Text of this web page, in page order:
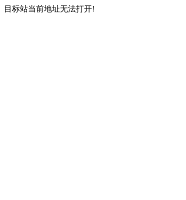
目标站当前地址无法打开!